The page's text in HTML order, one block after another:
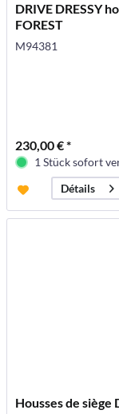
DRIVE DRESSY
FOREST
M94381
230,00 € *
1 Stück sofort
Détails
Housses de